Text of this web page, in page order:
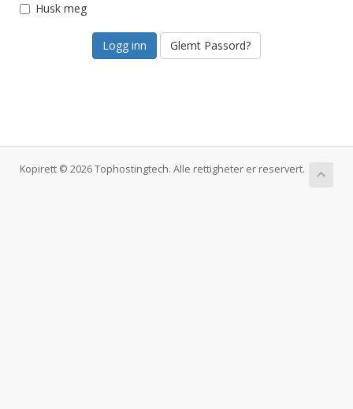
Husk meg
Glemt Passord?
Kopirett © 2026 Tophostingtech. Alle rettigheter er reservert.